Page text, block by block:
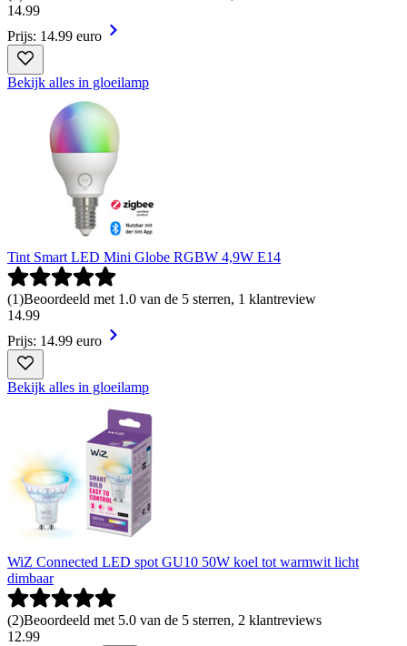
14.99
Prijs: 14.99 euro
Bekijk alles in gloeilamp
Tint Smart LED Mini Globe RGBW 4,9W E14
(1)Beoordeeld met 1.0 van de 5 sterren, 1 klantreview
14.99
Prijs: 14.99 euro
Bekijk alles in gloeilamp
WiZ Connected LED spot GU10 50W koel tot warmwit licht
dimbaar
(2)Beoordeeld met 5.0 van de 5 sterren, 2 klantreviews
12.99